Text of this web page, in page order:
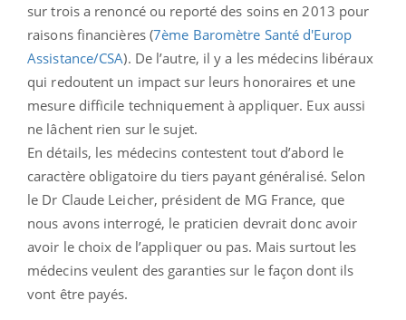
sur trois a renoncé ou reporté des soins en 2013 pour
raisons financières (7ème Baromètre Santé d'Europ
Assistance/CSA). De l’autre, il y a les médecins libéraux
qui redoutent un impact sur leurs honoraires et une
mesure difficile techniquement à appliquer. Eux aussi
ne lâchent rien sur le sujet.
En détails, les médecins contestent tout d’abord le
caractère obligatoire du tiers payant généralisé. Selon
le Dr Claude Leicher, président de MG France, que
nous avons interrogé, le praticien devrait donc avoir
avoir le choix de l’appliquer ou pas. Mais surtout les
médecins veulent des garanties sur le façon dont ils
vont être payés.